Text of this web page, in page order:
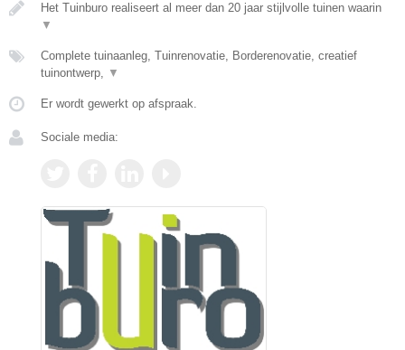
Het Tuinburo realiseert al meer dan 20 jaar stijlvolle tuinen waarin
▼
Complete tuinaanleg, Tuinrenovatie, Borderenovatie, creatief
tuinontwerp, ▼
Er wordt gewerkt op afspraak.
Sociale media: